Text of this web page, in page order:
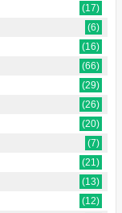
(17)
(6)
(16)
(66)
(29)
(26)
(20)
(7)
(21)
(13)
(12)